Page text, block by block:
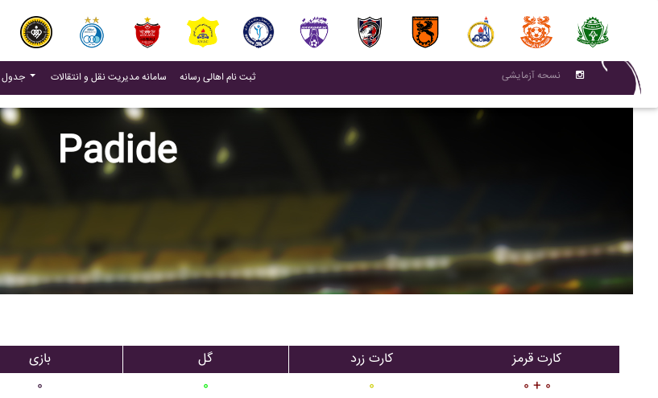
جدول بازی ها سامانه مدیریت نقل و انتقالات (current)
ثبت نام اهالی رسانه(current) نسحه آزمایشی
Padide
بازی
۰
گل
۰
کارت زرد
۰
کارت قرمز
۰ + ۰